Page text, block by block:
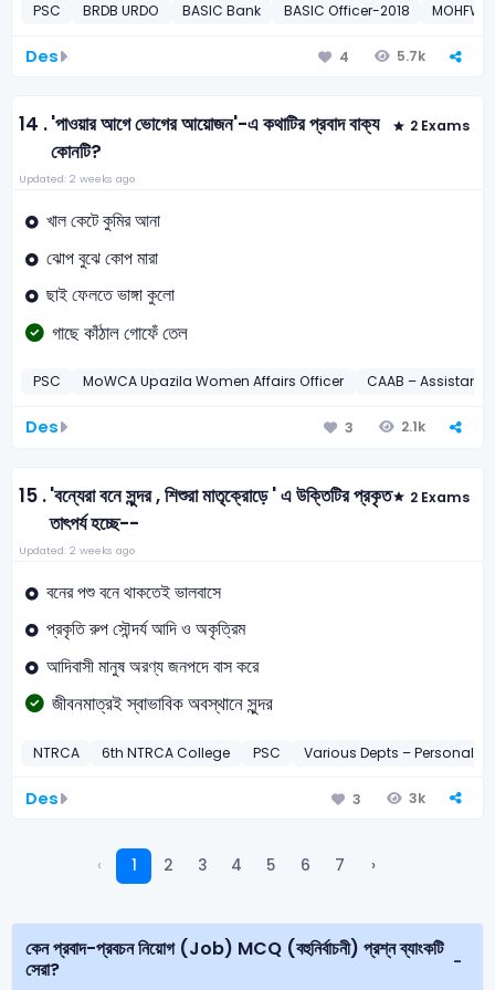
PSC BRDB URDO BASIC Bank BASIC Officer-2018
Des 4 5.7k
14 .'পাওয়ার আগে ভোগের আয়োজন'-এ কথাটির প্রবাদ বাক্য
কোনটি?
2 Exams
Updated: 2 weeks ago
খাল কেটে কুমির আনা
ঝোপ বুঝে কোপ মারা
ছাই ফেলতে ভাঙ্গা কুলো
গাছে কাঁঠাল গোফেঁ তেল
PSC MoWCA Upazila Women Affairs Officer CAAB – Assistant
Des 3 2.1k
15 .'বন্যেরা বনে সুন্দর , শিশুরা মাতৃক্রোড়ে ' এ উক্তিটির প্রকৃত
তাৎপর্য হচ্ছে--
2 Exams
Updated: 2 weeks ago
বনের পশু বনে থাকতেই ভালবাসে
প্রকৃতি রুপ সৌন্দর্য আদি ও অকৃত্রিম
আদিবাসী মানুষ অরণ্য জনপদে বাস করে
জীবনমাত্রই স্বাভাবিক অবস্থানে সুন্দর
NTRCA 6th NTRCA College PSC Various Depts – Personal
Des 3 3k
‹ 1 2 3 4 5 6 7 ›
কেন প্রবাদ-প্রবচন নিয়োগ (Job) MCQ (বহুনির্বাচনী) প্রশ্ন ব্যাংকটি
সেরা?